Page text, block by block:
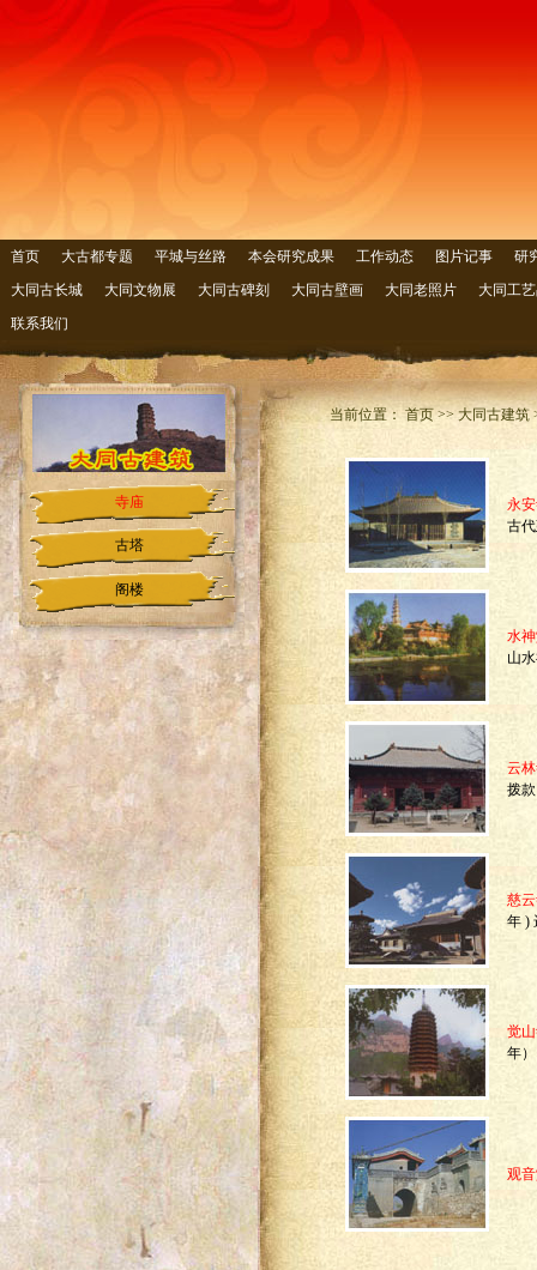
首页 大古都专题 平城与丝路 本会研究成果 工作动态 图片记事
研
大同古长城
大同文物展 大同古碑刻 大同古壁画 大同老照片
大同工
联系我们
寺庙
古塔
阁楼
当前位置： 首页 >> 大同古建筑
永
古
水
山
云
拨
慈
年 )
觉
年
观